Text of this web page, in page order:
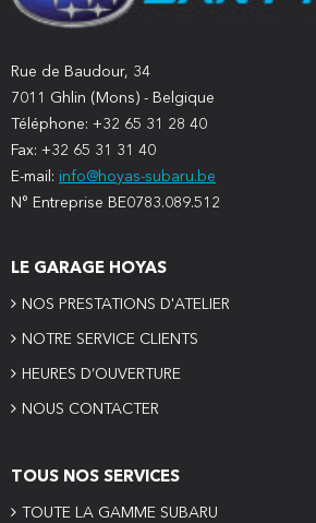
Rue de Baudour, 34
7011 Ghlin (Mons) - Belgique
Téléphone: +32 65 31 28 40
Fax: +32 65 31 31 40
E-mail: info@hoyas-subaru.be
N° Entreprise BE0783.089.512
LE GARAGE HOYAS
NOS PRESTATIONS D'ATELIER
NOTRE SERVICE CLIENTS
HEURES D’OUVERTURE
NOUS CONTACTER
TOUS NOS SERVICES
TOUTE LA GAMME SUBARU